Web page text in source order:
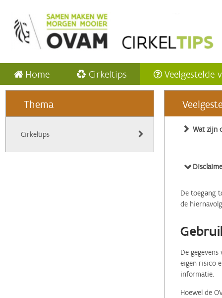
Home Cirkeltips Veelgestelde
Thema
Cirkeltips
Wat zijn
De toegang
de
De
eigen risico
informatie.
Hoewel de